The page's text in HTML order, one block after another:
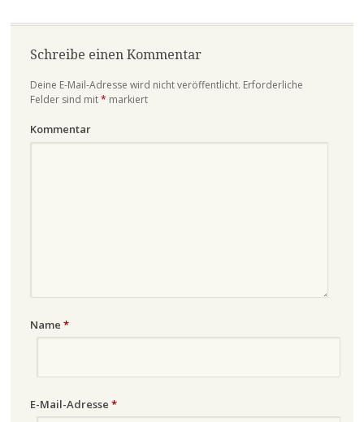
Schreibe einen Kommentar
Deine E-Mail-Adresse wird nicht veröffentlicht. Erforderliche
Felder sind mit* markiert
Kommentar
Name *
E-Mail-Adresse *